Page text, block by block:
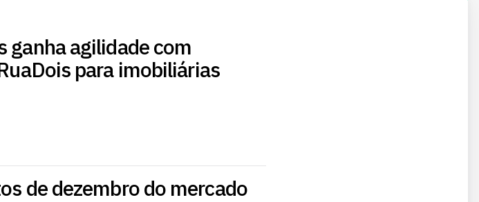
ganha agilidade com
para imobiliárias
de dezembro do mercado